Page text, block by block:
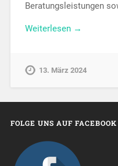
Beratungsleistungen
Weiterlesen →
13. März 2024
FOLGE UNS AUF FACEBOOK